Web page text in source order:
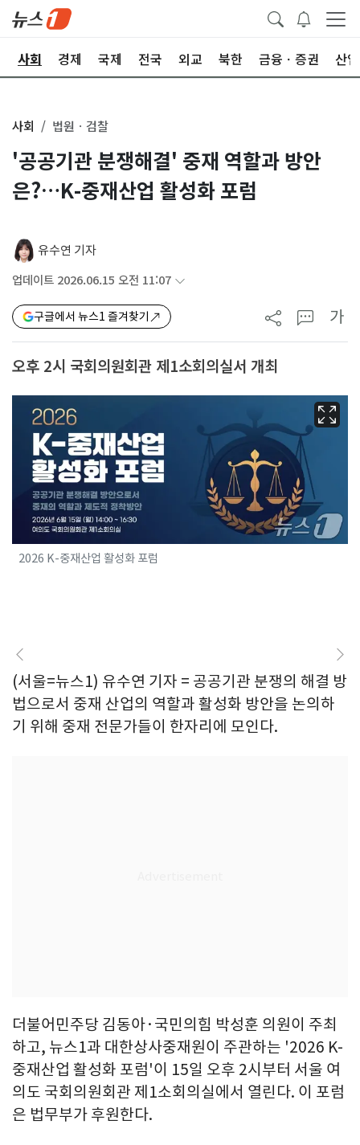
사회 경제 국제 전국 외교 북한 금융ㆍ증권 산업
사회 법원ㆍ검찰
'공공기관 분쟁해결' 중재 역할과 방안
은?…K-중재산업 활성화 포럼
유수연 기자
업데이트 2026.06.15 오전 11:07
구글에서 뉴스1 즐겨찾기 가
오후 2시 국회의원회관 제1소회의실서 개최
2026 K-중재산업 활성화 포럼
(서울=뉴스1) 유수연 기자 = 공공기관 분쟁의 해결 방
법으로서 중재 산업의 역할과 활성화 방안을 논의하
기 위해 중재 전문가들이 한자리에 모인다.
더불어민주당 김동아·국민의힘 박성훈 의원이 주최
하고, 뉴스1과 대한상사중재원이 주관하는 '2026 K-
중재산업 활성화 포럼'이 15일 오후 2시부터 서울 여
의도 국회의원회관 제1소회의실에서 열린다. 이 포럼
은 법무부가 후원한다.